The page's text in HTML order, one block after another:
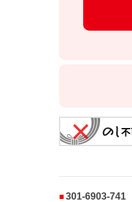
301-6903-741